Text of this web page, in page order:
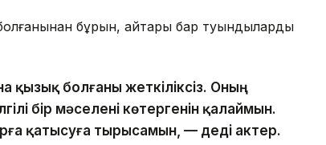
болғанынан бұрын, айтары бар туындыларды
қызық болғаны жеткіліксіз. Оның
бір мәселені көтергенін қалаймын.
қатысуға тырысамын, — деді актер.